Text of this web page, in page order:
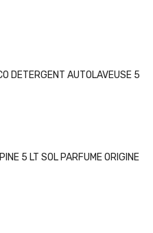
DETERGENT AUTOLAVEUSE 5
5 LT SOL PARFUME ORIGINE